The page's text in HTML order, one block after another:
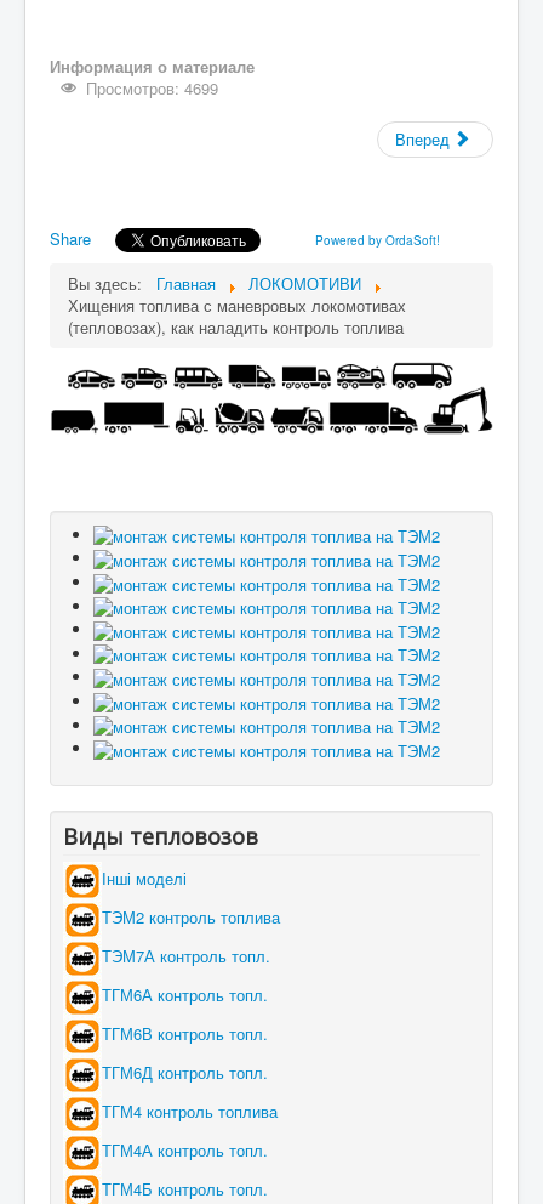
Информация о материале
Просмотров: 4699
Вперед
Share Powered by OrdaSoft!
Вы здесь: Главная
ЛОКОМОТИВИ
Хищения топлива с маневровых локомотивах
(тепловозах), как наладить контроль топлива
Виды тепловозов
Інші моделі
ТЭМ2 контроль топлива
ТЭМ7А контроль топл.
ТГМ6А контроль топл.
ТГМ6В контроль топл.
ТГМ6Д контроль топл.
ТГМ4 контроль топлива
ТГМ4А контроль топл.
ТГМ4Б контроль топл.